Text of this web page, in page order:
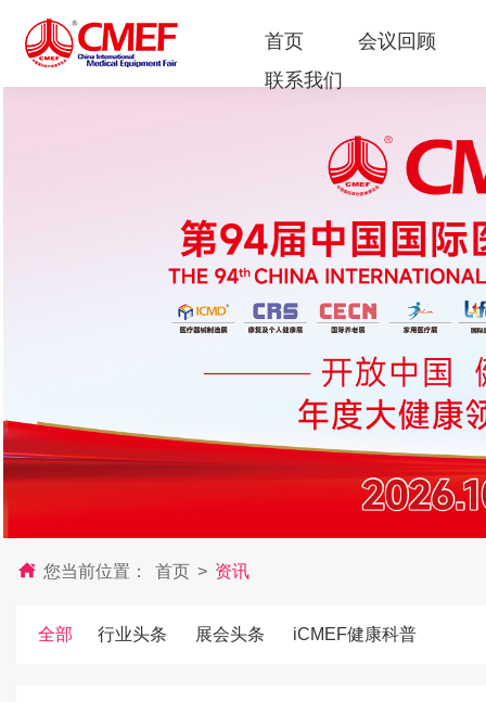
首页
会议回顾
联系我们
您当前位置： 首页 > 资讯
全部 行业头条 展会头条 iCMEF健康科普